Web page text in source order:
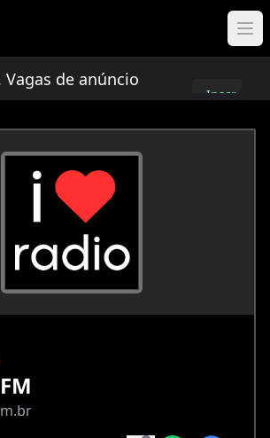
de anúncio limitadas!
Inscreva-